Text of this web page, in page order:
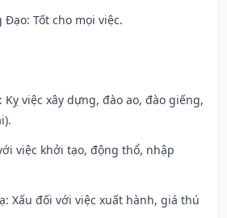
Tốt cho mọi việc.
Kỵ việc xây dựng, đào ao, đào giếng,
việc khởi tạo, động thổ, nhập
Xấu đối với việc xuất hành, giá thú